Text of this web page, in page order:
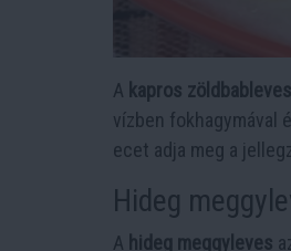
A kapros zöldbableves
vízben fokhagymával
ecet adja meg a
Hideg
A hideg meggyleves